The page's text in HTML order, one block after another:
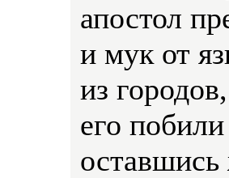
апостол
и мук от
из
его